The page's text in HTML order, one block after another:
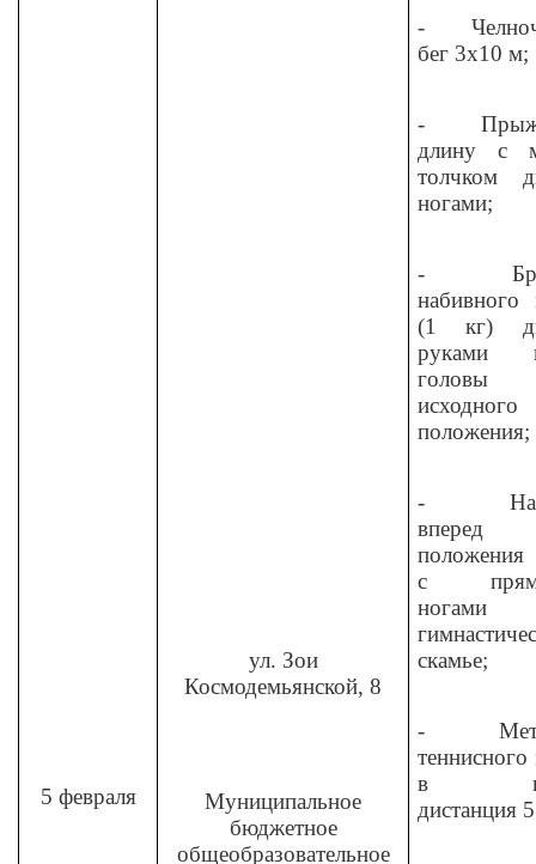
5 февраля
ул. Зои
Космодемьянской, 8
Муниципальное
бюджетное
общеобразовательное
-
бег 3x10 м;
-
длину с
толчком
ногами;
-
набивного
(1 кг)
руками
исходного
положения;
-
положения
с
скамье;
-
теннисного
в
дистанция